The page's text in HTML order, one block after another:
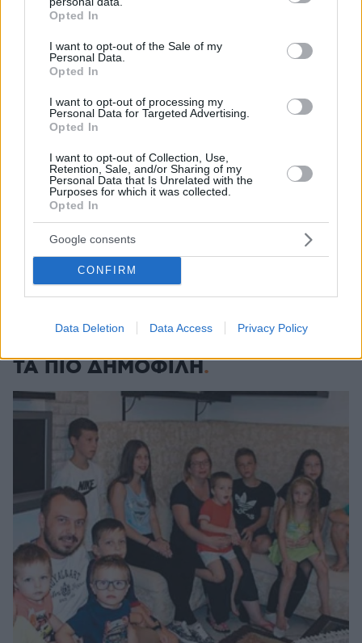
grant or deny consent to Google and its third-party tags to
use your data for below specified purposes in below Google
consent section.
Opted In
I want to opt-out of the Sale of my
Personal Data.
Opted In
I want to opt-out of processing my
Personal Data for Targeted Advertising.
Opted In
I want to opt-out of Collection, Use,
Retention, Sale, and/or Sharing of my
Personal Data that Is Unrelated with the
Purposes for which it was collected.
Opted In
Google consents
CONFIRM
Data Deletion Data Access Privacy Policy
«Πέρασα 4 υπέροχα χρόνια, φεύγω με βαθιά αγάπη για
την Ελλάδα»: Ο Νόαμ Κατζ αποχωρεί από πρέσβης στην
Αθήνα
πριν 19 λεπτά
Ξανά πάνω από τις 2.600 μονάδες το Χρηματιστήριο με
εβδομαδιαία κέρδη 1,8%, πού βρήκε στηρίγματα
πριν 20 λεπτά
Με «Δούρειο Ίππο» την task force της CIA και οδηγό το
φιάσκο του Κόλπου των Χοίρων: Πώς θέλουν οι ΗΠΑ να
πάρουν τον έλεγχο στην Κούβα
Οκτώ συνήθειες στα πλούσια σπίτια που φαίνονται
παράξενες στον μέσο άνθρωπο
πριν 21 λεπτά
ΔΕΙΤΕ ΟΛΕΣ ΤΙΣ ΕΙΔΗΣΕΙΣ
ΤΑ ΠΙΟ ΔΗΜΟΦΙΛΗ